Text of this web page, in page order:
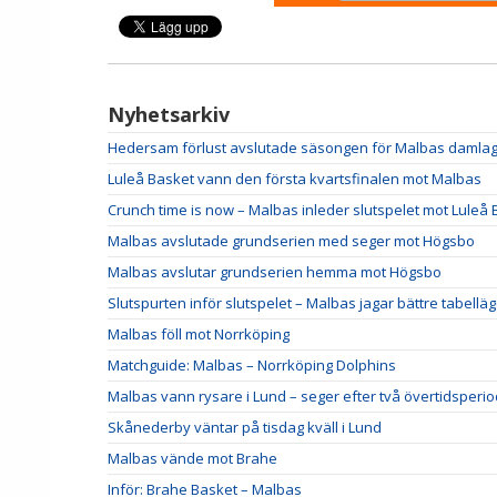
Nyhetsarkiv
Hedersam förlust avslutade säsongen för Malbas damlag
Luleå Basket vann den första kvartsfinalen mot Malbas
Crunch time is now – Malbas inleder slutspelet mot Luleå
Malbas avslutade grundserien med seger mot Högsbo
Malbas avslutar grundserien hemma mot Högsbo
Slutspurten inför slutspelet – Malbas jagar bättre
Malbas föll mot Norrköping
Matchguide: Malbas – Norrköping Dolphins
Malbas vann rysare i Lund – seger efter två
Skånederby väntar på tisdag kväll i Lund
Malbas vände mot Brahe
Inför: Brahe Basket – Malbas